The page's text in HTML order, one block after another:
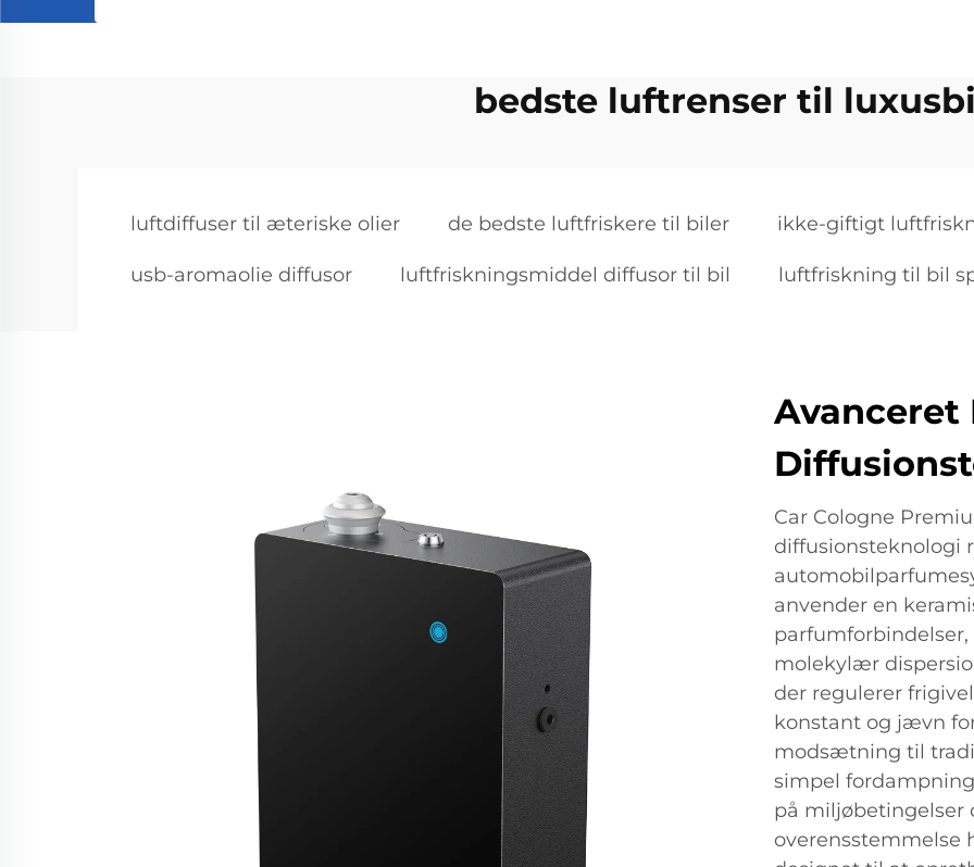
bedste luftrenser til
luftdiffuser til æteriske olier de bedste luftfriskere til biler ikke-giftigt
usb-aromaolie diffusor luftfriskningsmiddel diffusor til bil luftfriskning til bil
Car Cologne
diffusionsteknologi
anvender en
molekylær
der regulerer
konstant og jævn
modsætning til
simpel
på miljøbetingelser
overensstemmelse